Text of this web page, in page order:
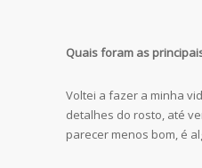
Quais foram as
Voltei a fazer a minha
detalhes do rosto, até
parecer menos bom, é